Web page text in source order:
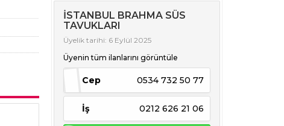
İSTANBUL BRAHMA SÜS
TAVUKLARI
Üyelik tarihi: 6 Eylül 2025
Üyenin tüm ilanlarını görüntüle
Cep 0534 732 50 77
İş 0212 626 21 06